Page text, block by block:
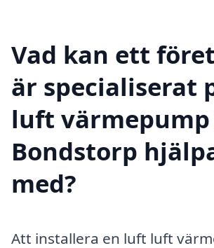
Vad kan ett
är specialiserat
luft värmepump
Bondstorp
med?
Att installera en luft luft